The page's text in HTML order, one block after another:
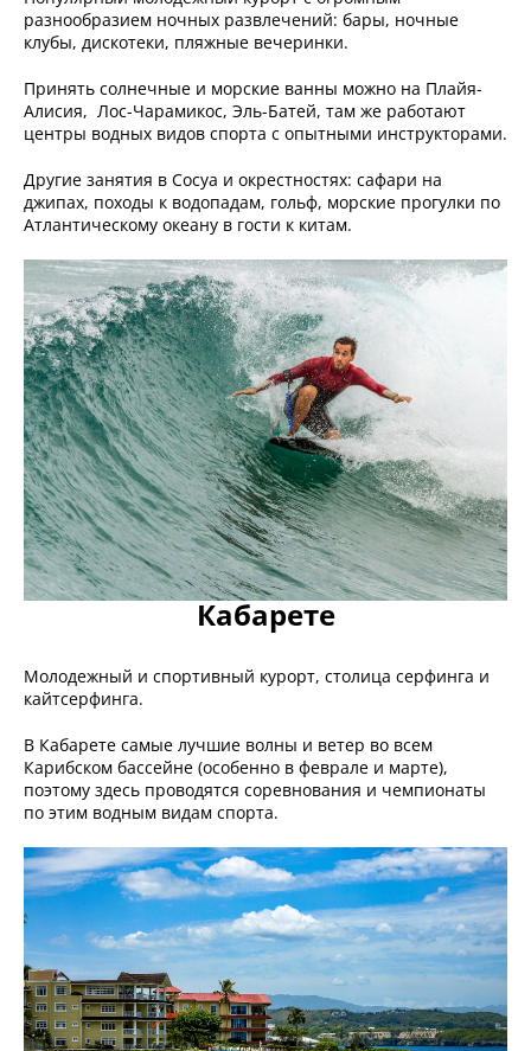
разнообразием ночных развлечений: бары, ночные
клубы, дискотеки, пляжные вечеринки.
Принять солнечные и морские ванны можно на Плайя-
Алисия, Лос-Чарамикос, Эль-Батей, там же работают
центры водных видов спорта с опытными инструкторами.
Другие занятия в Сосуа и окрестностях: сафари на
джипах, походы к водопадам, гольф, морские прогулки по
Атлантическому океану в гости к китам.
Кабарете
Молодежный и спортивный курорт, столица серфинга и
кайтсерфинга.
В Кабарете самые лучшие волны и ветер во всем
Карибском бассейне (особенно в феврале и марте),
поэтому здесь проводятся соревнования и чемпионаты
по этим водным видам спорта.